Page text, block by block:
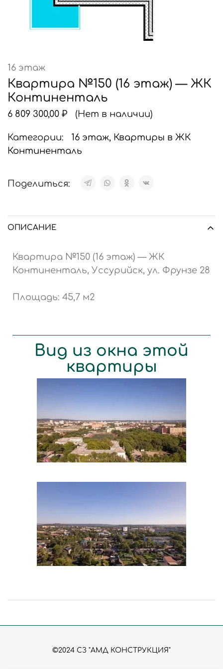
16 этаж
Квартира №150 (16 этаж) — ЖК
Континенталь
6 809 300,00 ₽ (Нет в наличии)
Категории: 16 этаж, Квартиры в ЖК
Континенталь
Поделиться:
ОПИСАНИЕ
Квартира №150 (16 этаж) — ЖК
Континенталь, Уссурийск, ул. Фрунзе 28
Площадь: 45,7 м2
Вид из окна этой
квартиры
©2024 СЗ "АМД КОНСТРУКЦИЯ"